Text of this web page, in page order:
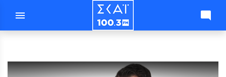
menu mode_comment